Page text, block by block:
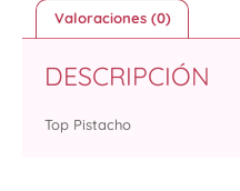
Valoraciones (0)
DESCRIPCIÓN
Top Pistacho